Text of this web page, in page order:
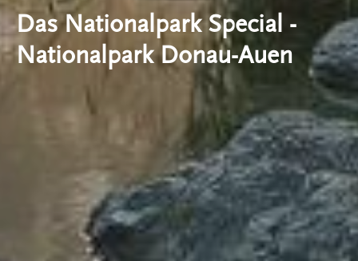
Das Nationalpark Special -
Nationalpark Donau-Auen